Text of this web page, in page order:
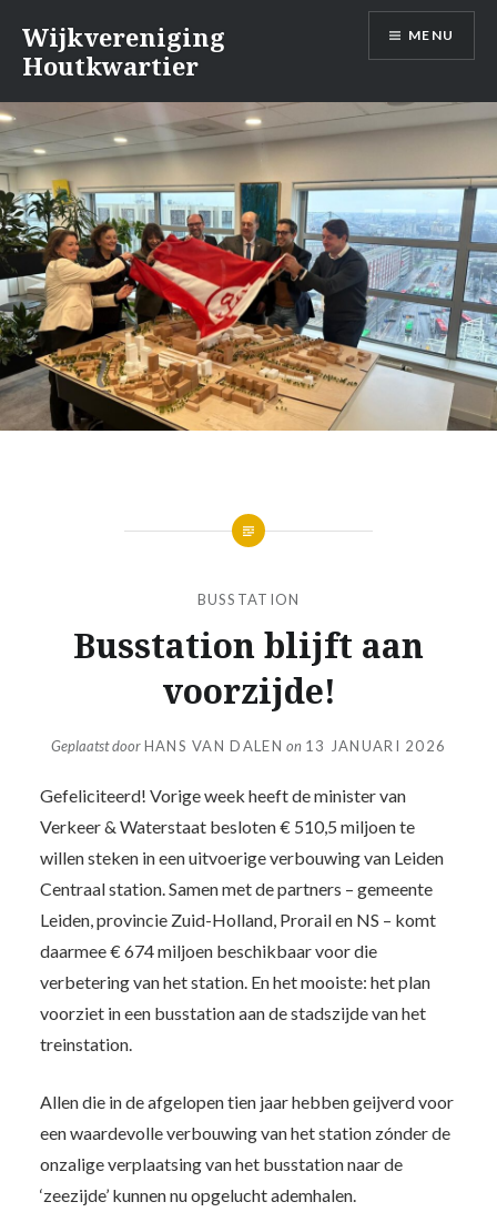
inhoud
Wijkvereniging
Houtkwartier
MENU
BUSSTATION
Busstation blijft aan
voorzijde!
Geplaatst doorHANS VAN DALEN on 13 JANUARI 2026
Gefeliciteerd! Vorige week heeft de minister van
Verkeer & Waterstaat besloten € 510,5 miljoen te
willen steken in een uitvoerige verbouwing van Leiden
Centraal station. Samen met de partners – gemeente
Leiden, provincie Zuid-Holland, Prorail en NS – komt
daarmee € 674 miljoen beschikbaar voor die
verbetering van het station. En het mooiste: het plan
voorziet in een busstation aan de stadszijde van het
treinstation.
Allen die in de afgelopen tien jaar hebben geijverd voor
een waardevolle verbouwing van het station zónder de
onzalige verplaatsing van het busstation naar de
‘zeezijde’ kunnen nu opgelucht ademhalen.